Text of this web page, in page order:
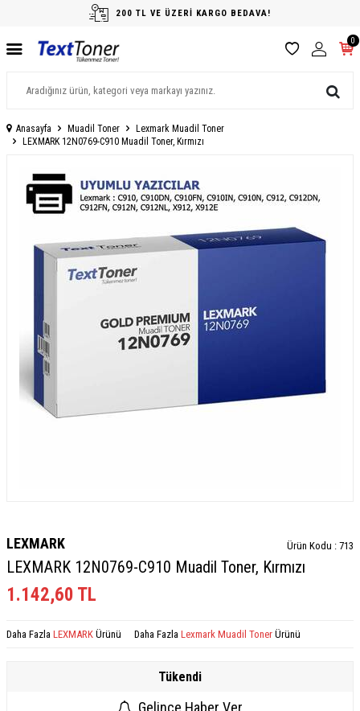
200 TL VE ÜZERİ KARGO BEDAVA!
0
Anasayfa Muadil Toner
Lexmark Muadil Toner
LEXMARK 12N0769-C910 Muadil Toner, Kırmızı
LEXMARK Ürün Kodu : 713
LEXMARK 12N0769-C910 Muadil Toner, Kırmızı
1.142,60 TL
Daha Fazla LEXMARK Ürünü Daha Fazla Lexmark Muadil Toner Ürünü
Tükendi
Gelince Haber Ver